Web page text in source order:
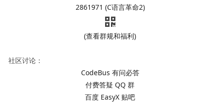
2861971 (C语言革命2)
(查看群规和福利)
社区讨论：
CodeBus 有问必答
付费答疑 QQ 群
百度 EasyX 贴吧